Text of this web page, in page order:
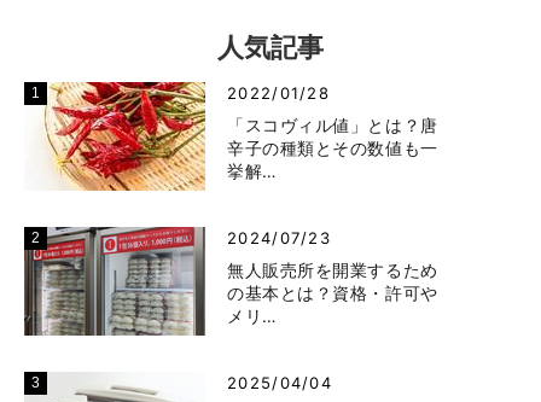
人気記事
2022/01/28
「スコヴィル値」とは？唐
辛子の種類とその数値も一
挙解…
2024/07/23
無人販売所を開業するため
の基本とは？資格・許可や
メリ…
2025/04/04